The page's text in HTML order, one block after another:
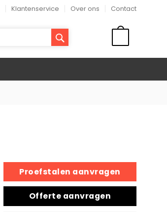
Klantenservice Over ons Contact
Proefstalen aanvragen
Offerte aanvragen